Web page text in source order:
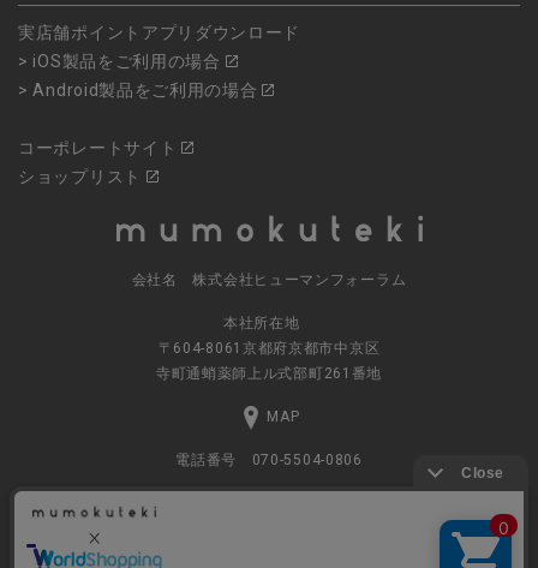
実店舗ポイントアプリダウンロード
> iOS製品をご利用の場合
> Android製品をご利用の場合
コーポレートサイト
ショップリスト
会社名 株式会社ヒューマンフォーラム
本社所在地
〒604-8061京都府京都市中京区
寺町通蛸薬師上ル式部町261番地
MAP
電話番号 070-5504-0806
営業時間 11:00～17:30（土日休業）